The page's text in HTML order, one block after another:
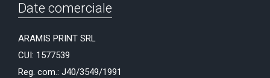
Date comerciale
ARAMIS PRINT SRL
CUI: 1577539
Reg. com.: J40/3549/1991